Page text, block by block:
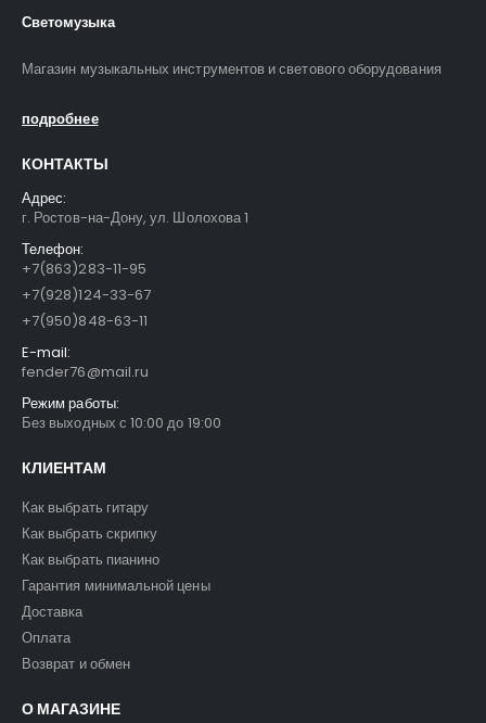
Светомузыка
Магазин музыкальных инструментов и светового оборудования
подробнее
КОНТАКТЫ
Адрес:
г. Ростов-на-Дону, ул. Шолохова 1
Телефон:
+7(863)283-11-95
+7(928)124-33-67
+7(950)848-63-11
E-mail:
fender76@mail.ru
Режим работы:
Без выходных с 10:00 до 19:00
КЛИЕНТАМ
Как выбрать гитару
Как выбрать скрипку
Как выбрать пианино
Гарантия минимальной цены
Доставка
Оплата
Возврат и обмен
О МАГАЗИНЕ